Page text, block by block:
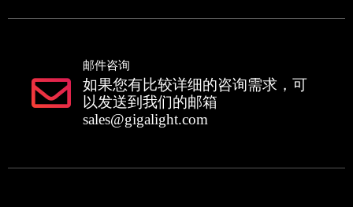
邮件咨询
如果您有比较详细的咨询需求，可
以发送到我们的邮箱
sales@gigalight.com